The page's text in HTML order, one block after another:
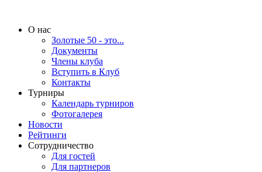
О нас
Золотые 50 - это...
Документы
Члены клуба
Вступить в Клуб
Контакты
Турниры
Календарь турниров
Фотогалерея
Новости
Рейтинги
Сотрудничество
Для гостей
Для партнеров